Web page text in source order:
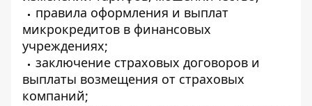
правила оформления и выплат
микрокредитов в финансовых
учреждениях;
заключение страховых договоров и
выплаты возмещения от страховых
компаний;